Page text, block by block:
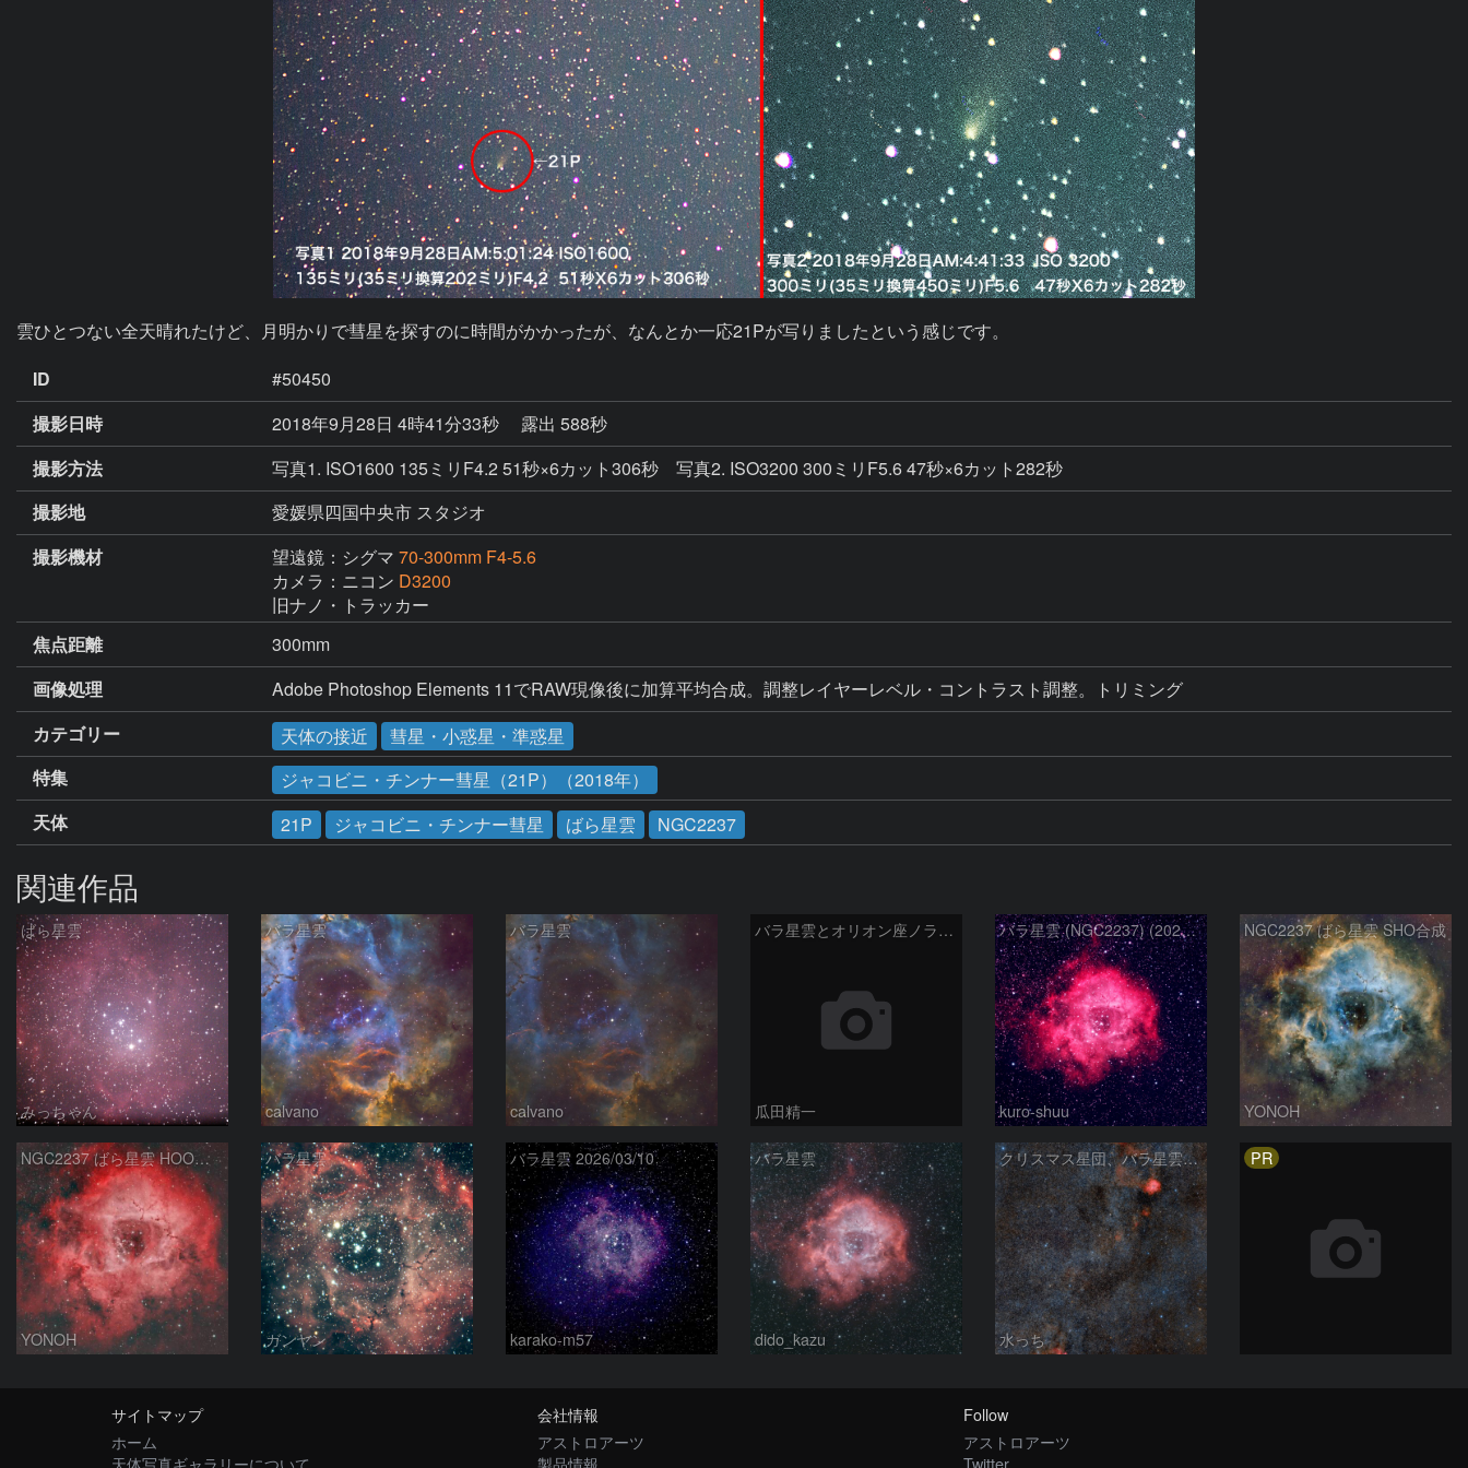
雲ひとつない全天晴れたけど、月明かりで彗星を探すのに時間がかかったが、なんとか一応21Pが写りましたという感じです。
ID
#50450
撮影日時
2018年9月28日 4時41分33秒
露出 588秒
撮影方法
写真1. ISO1600 135ミリF4.2 51秒×6カット306秒 写真2. ISO3200 300ミリF5.6 47秒×6カット282秒
撮影地
愛媛県四国中央市 スタジオ
撮影機材
望遠鏡：シグマ 70-300mm F4-5.6
カメラ：ニコン D3200
旧ナノ・トラッカー
焦点距離
300mm
画像処理
Adobe Photoshop Elements 11でRAW現像後に加算平均合成。調整レイヤーレベル・コントラスト調整。トリミング
カテゴリー
天体の接近
彗星・小惑星・準惑星
特集
ジャコビニ・チンナー彗星（21P）（2018年）
天体
21P ジャコビニ・チンナー彗星 ばら星雲 NGC2237
関連作品
ばら星雲
みっちゃん
バラ星雲
calvano
バラ星雲
calvano
バラ星雲とオリオン座ノラマ50mm
瓜田精一
バラ星雲 (NGC2237) (2026/02/15他2夜)
kuro-shuu
NGC2237 ばら星雲 SHO合成
YONOH
NGC2237 ばら星雲 HOO合成
YONOH
バラ星雲
ガンヤン
バラ星雲 2026/03/10
karako-m57
バラ星雲
dido_kazu
クリスマス星団、バラ星雲からかもめ星雲付近の星空
水っち
PR
サイトマップ
ホーム
天体写真ギャラリーについて
会社情報
アストロアーツ
製品情報
Follow
アストロアーツ
Twitter